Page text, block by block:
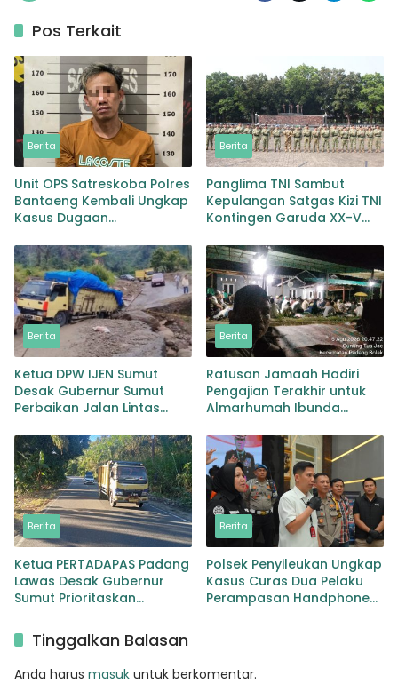
Pos Terkait
Berita
Unit OPS Satreskoba Polres
Bantaeng Kembali Ungkap
Kasus Dugaan
Peredaran Narkotika Jenis
Sabu
Berita
Panglima TNI Sambut
Kepulangan Satgas Kizi TNI
Kontingen Garuda XX-V
Berita
Ketua DPW IJEN Sumut
Desak Gubernur Sumut
Perbaikan Jalan Lintas
Lingga Bayu
Berita
Ratusan Jamaah Hadiri
Pengajian Terakhir untuk
Almarhumah Ibunda
Berita
Ketua PERTADAPAS Padang
Lawas Desak Gubernur
Sumut Prioritaskan
Sibuhuan–Gunungtua
Berita
Polsek Penyileukan Ungkap
Kasus Curas Dua Pelaku
Perampasan Handphone
Tinggalkan Balasan
Anda harus masuk untuk berkomentar.